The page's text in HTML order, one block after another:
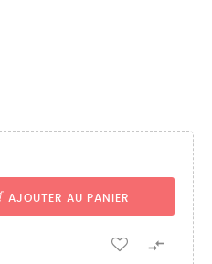
AJOUTER AU PANIER
